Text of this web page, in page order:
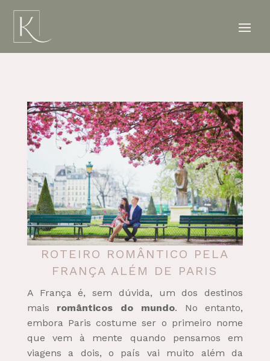
ROTEIRO ROMÂNTICO PELA
FRANÇA ALÉM DE PARIS
A França é, sem dúvida, um dos destinos
mais românticos do mundo. No entanto,
embora Paris costume ser o primeiro nome
que vem à mente quando pensamos em
viagens a dois, o país vai muito além da